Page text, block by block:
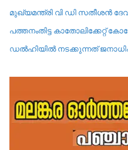
മുഖ്യമന്ത്രി വി ഡി സതീശൻ
പത്തനംതിട്ട കാതോലിക്കേറ്റ്‌
ഡൽഹിയിൽ നടക്കുന്നത്